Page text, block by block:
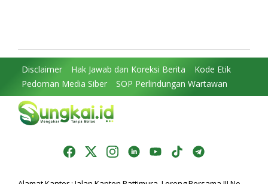
Disclaimer Hak Jawab dan Koreksi Berita
Kode Etik
Pedoman Media Siber
SOP Perlindungan Wartawan